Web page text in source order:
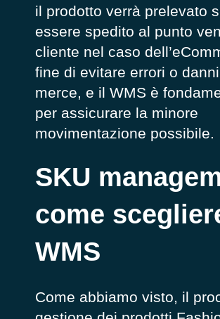
il prodotto verrà prelevato
essere spedito al punto
cliente nel caso
fine di evitare errori o
merce, e il WMS è
per assicurare la minore
movimentazione possibile.
SKU
come
WMS
Come abbiamo visto, il